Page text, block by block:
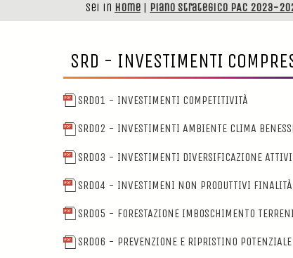
Sei in Home | Piano Strategico PAC 2023-
SRD - INVESTIMENTI
SRD01 - INVESTIMENTI COMPETITIVITÀ
SRD02 - INVESTIMENTI AMBIENTE CLIMA
SRD03 - INVESTIMENTI DIVERSIFICAZIONE
SRD04 - INVESTIMENI NON PRODUTTIVI
SRD05 - FORESTAZIONE IMBOSCHIMENTO
SRD06 - PREVENZIONE E RIPRISTINO POTENZIALE